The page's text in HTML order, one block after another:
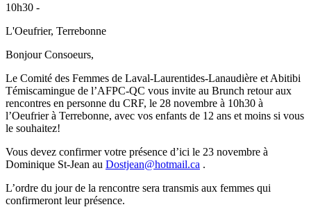
10h30 -
L'Oeufrier, Terrebonne
Bonjour Consoeurs,
Le Comité des Femmes de Laval-Laurentides-Lanaudière et Abitibi
Témiscamingue de l’AFPC-QC vous invite au Brunch retour aux
rencontres en personne du CRF, le 28 novembre à 10h30 à
l’Oeufrier à Terrebonne, avec vos enfants de 12 ans et moins si vous
le souhaitez!
Vous devez confirmer votre présence d’ici le 23 novembre à
Dominique St-Jean au Dostjean@hotmail.ca .
L’ordre du jour de la rencontre sera transmis aux femmes qui
confirmeront leur présence.